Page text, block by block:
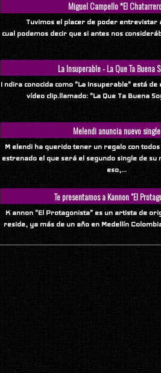
Miguel Campello *El
Tuvimos el placer de poder entrevistar a
cual podemos decir que si antes nos
La Insuperable - La Que Ta Buena
I ndira conocida como "La Insuperable" está de
vídeo clip.llamado: "La Que Ta Buena
Melendi anuncia nuevo single
M elendi ha querido tener un regalo con
estrenado el que será el segundo single de su
eso,...
Te presentamos a Kannon "El
K annon "El Protagonista" es un artista de
reside, ya más de un año en Medellín